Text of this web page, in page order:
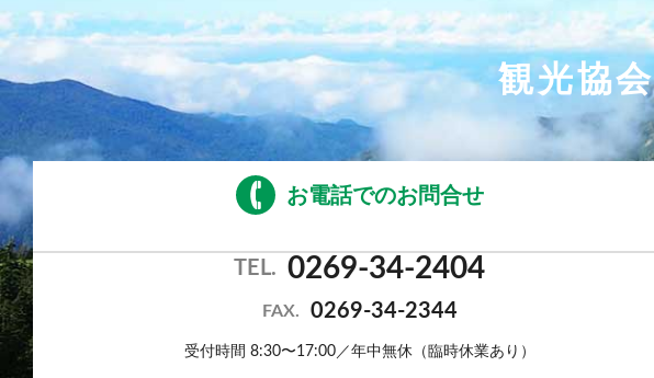
観光協
お電話でのお問合せ
TEL. 0269-34-2404
FAX. 0269-34-2344
受付時間 8:30〜17:00／年中無休（臨時休業あり）